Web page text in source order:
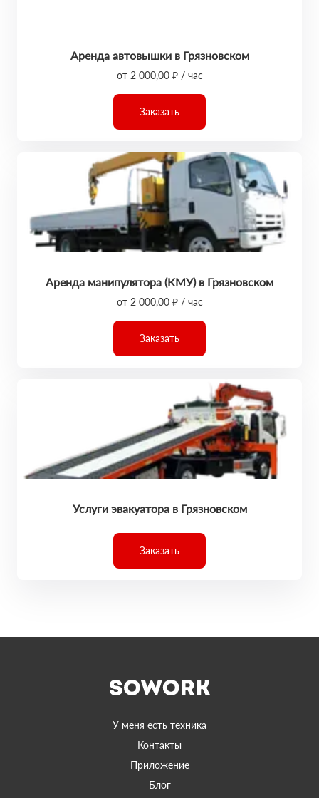
Аренда автовышки в Грязновском
от 2 000,00 ₽ / час
Заказать
Аренда манипулятора (КМУ) в Грязновском
от 2 000,00 ₽ / час
Заказать
Услуги эвакуатора в Грязновском
Заказать
У меня есть техника
Контакты
Приложение
Блог